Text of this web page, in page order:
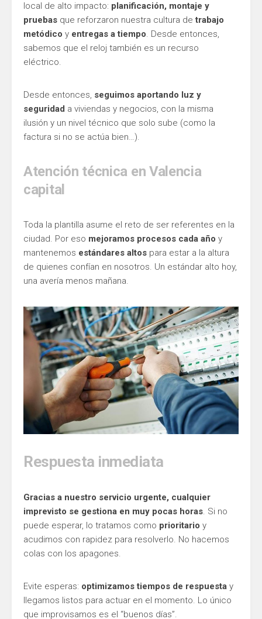
local de alto impacto: planificación, montaje y
pruebas que reforzaron nuestra cultura detrabajo
metódico y entregas a tiempo. Desde entonces,
sabemos que el reloj también es un recurso
eléctrico.
Desde entonces, seguimos aportando luz y
seguridad a viviendas y negocios, con la misma
ilusión y un nivel técnico que solo sube (como la
factura si no se actúa bien…).
Atención técnica en Valencia
capital
Toda la plantilla asume el reto de ser referentes en la
ciudad. Por eso mejoramos procesos cada año y
mantenemos estándares altos para estar a la altura
de quienes confían en nosotros. Un estándar alto hoy,
una avería menos mañana.
Respuesta inmediata
Gracias a nuestro servicio urgente, cualquier
imprevisto se gestiona en muy pocas horas. Si no
puede esperar, lo tratamos como prioritario y
acudimos con rapidez para resolverlo. No hacemos
colas con los apagones.
Evite esperas: optimizamos tiempos de respuesta y
llegamos listos para actuar en el momento. Lo único
que improvisamos es el “buenos días”.